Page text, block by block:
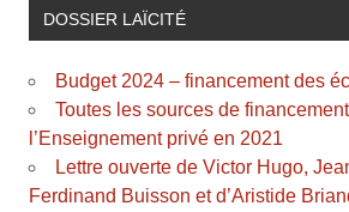
DOSSIER LAÏCITÉ
Budget 2024 – financement des
Toutes les sources de
l’Enseignement privé en 2021
Lettre ouverte de Victor Hugo,
Ferdinand Buisson et d’Aristide